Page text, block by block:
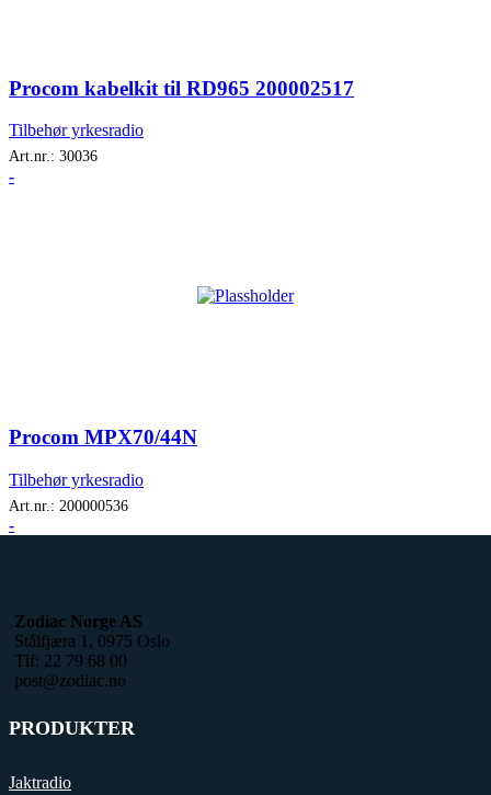
Procom kabelkit til RD965 200002517
Tilbehør yrkesradio
Art.nr.: 30036
-
Procom MPX70/44N
Tilbehør yrkesradio
Art.nr.: 200000536
-
Zodiac Norge AS
Stålfjæra 1, 0975 Oslo
Tlf: 22 79 68 00
post@zodiac.no
PRODUKTER
Jaktradio